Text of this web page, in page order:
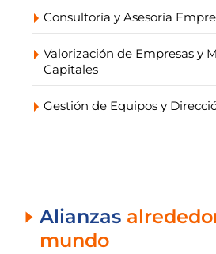
Consultoría y Asesoría
Valorización de Empresas y
Capitales
Gestión de Equipos y
Alianzas
mundo